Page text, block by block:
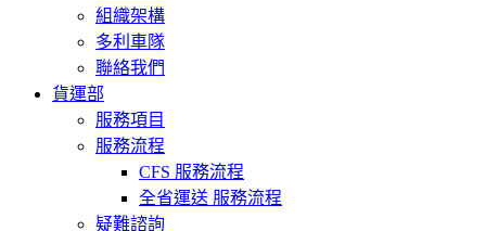
組織架構
多利車隊
聯絡我們
貨運部
服務項目
服務流程
CFS 服務流程
全省運送 服務流程
疑難諮詢